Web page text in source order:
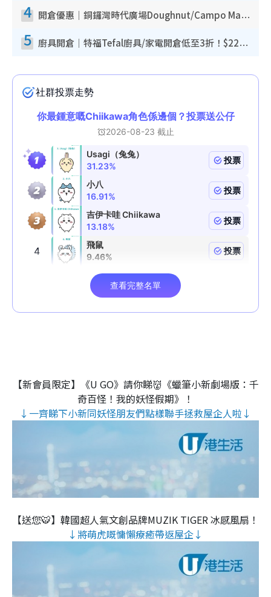
4 開倉優惠｜銅鑼灣時代廣場Doughnut/Campo Marzio開倉低至1折！背囊、書包、手袋劈價$200起
5 廚具開倉｜特福Tefal廚具/家電開倉低至3折！$220起買平底鍋/炒鑊/湯煲！電飯煲/吸塵機/燙斗$418起
【新會員限定】《U GO》請你睇👹《蠟筆小新劇場版：千
奇百怪！我的妖怪假期》！
↓一齊睇下小新同妖怪朋友們點樣聯手拯救屋企人啦↓
【送您🐯】韓國超人氣文創品牌MUZIK TIGER 冰感風扇！
↓將萌虎嘅慵懶療癒帶返屋企↓